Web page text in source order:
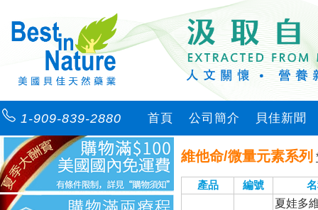
1-909-839-2880 首頁 公司簡介 貝佳新聞
維他命/微量元素系列
產品 編號
夏娃多